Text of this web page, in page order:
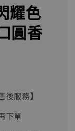
耀色
圓香
服務】
下單